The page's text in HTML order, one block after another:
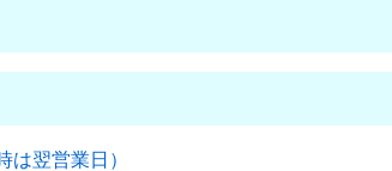
は翌営業日）